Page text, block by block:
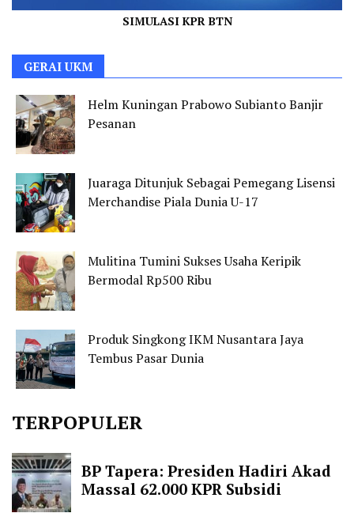
SIMULASI KPR BTN
GERAI UKM
Helm Kuningan Prabowo Subianto Banjir
Pesanan
Juaraga Ditunjuk Sebagai Pemegang Lisensi
Merchandise Piala Dunia U-17
Mulitina Tumini Sukses Usaha Keripik
Bermodal Rp500 Ribu
Produk Singkong IKM Nusantara Jaya
Tembus Pasar Dunia
TERPOPULER